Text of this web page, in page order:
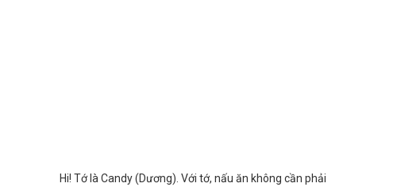
Hi! Tớ là Candy (Dương). Với tớ, nấu ăn không cần phải